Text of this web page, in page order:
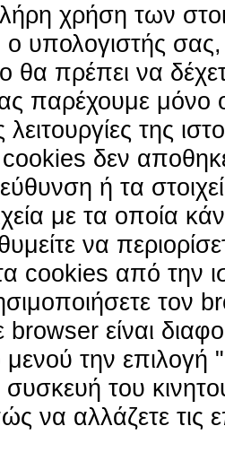
χρήση των
ο υπολογιστής
θα πρέπει να
παρέχουμε μόνο
λειτουργίες της
δεν
ή τα
με τα οποία
να
cookies από την
τον
browser είναι
μενού την επιλογή
συσκευή του
να αλλάζετε τις